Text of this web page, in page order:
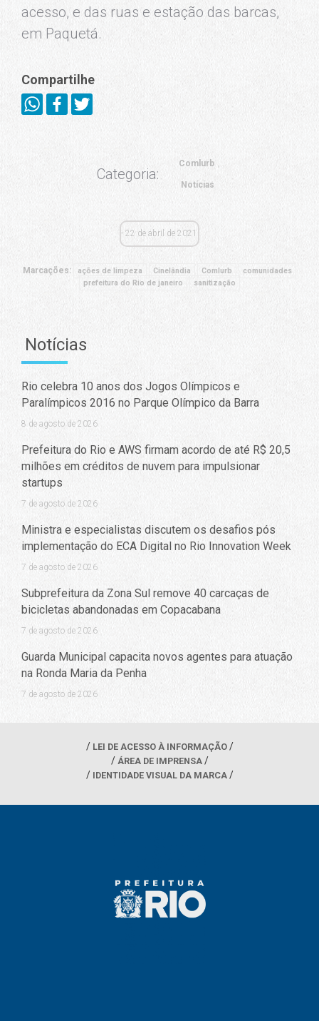
acesso, e das ruas e estação das barcas,
em Paquetá.
Compartilhe
Categoria:
Comlurb
Notícias
22 de abril de 2021
Marcações: ações de limpeza Cinelândia Comlurb
comunidades
prefeitura do Rio de janeiro
sanitização
Notícias
Rio celebra 10 anos dos Jogos Olímpicos e
Paralímpicos 2016 no Parque Olímpico da Barra
8 de agosto de 2026
Prefeitura do Rio e AWS firmam acordo de até R$ 20,5
milhões em créditos de nuvem para impulsionar
startups
7 de agosto de 2026
Ministra e especialistas discutem os desafios pós
implementação do ECA Digital no Rio Innovation Week
7 de agosto de 2026
Subprefeitura da Zona Sul remove 40 carcaças de
bicicletas abandonadas em Copacabana
7 de agosto de 2026
Guarda Municipal capacita novos agentes para atuação
na Ronda Maria da Penha
7 de agosto de 2026
LEI DE ACESSO À INFORMAÇÃO
ÁREA DE IMPRENSA
IDENTIDADE VISUAL DA MARCA